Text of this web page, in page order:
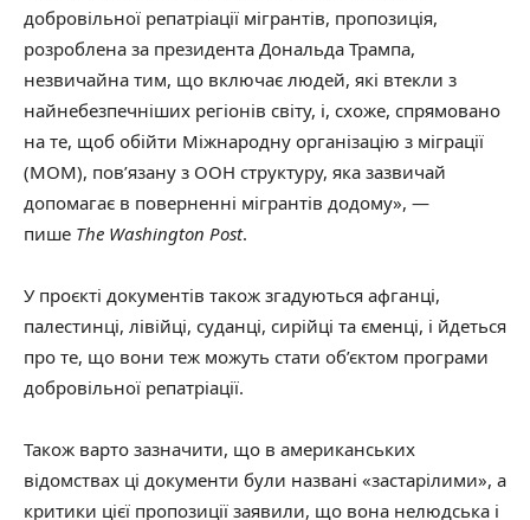
добровільної репатріації мігрантів, пропозиція,
розроблена за президента Дональда Трампа,
незвичайна тим, що включає людей, які втекли з
найнебезпечніших регіонів світу, і, схоже, спрямовано
на те, щоб обійти Міжнародну організацію з міграції
(МОМ), пов’язану з ООН структуру, яка зазвичай
допомагає в поверненні мігрантів додому», —
пише The Washington Post.
У проєкті документів також згадуються афганці,
палестинці, лівійці, суданці, сирійці та єменці, і йдеться
про те, що вони теж можуть стати об’єктом програми
добровільної репатріації.
Також варто зазначити, що в американських
відомствах ці документи були названі «застарілими», а
критики цієї пропозиції заявили, що вона нелюдська і